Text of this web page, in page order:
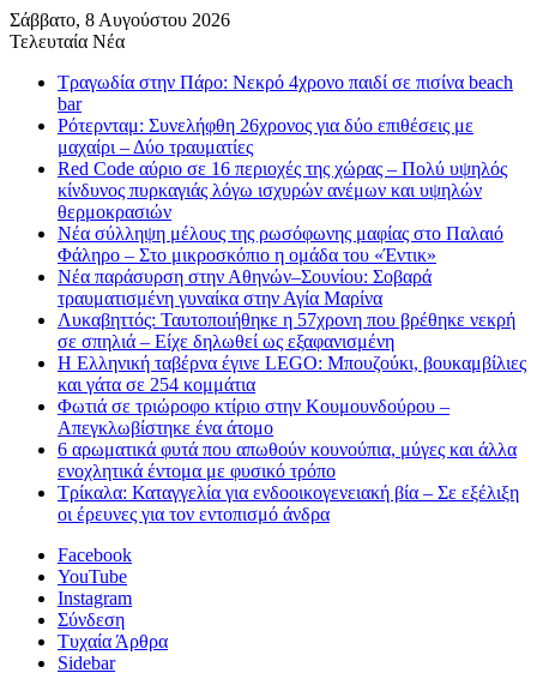
Σάββατο, 8 Αυγούστου 2026
Τελευταία Νέα
Τραγωδία στην Πάρο: Νεκρό 4χρονο παιδί σε πισίνα beach
bar
Ρότερνταμ: Συνελήφθη 26χρονος για δύο επιθέσεις με
μαχαίρι – Δύο τραυματίες
Red Code αύριο σε 16 περιοχές της χώρας – Πολύ υψηλός
κίνδυνος πυρκαγιάς λόγω ισχυρών ανέμων και υψηλών
θερμοκρασιών
Νέα σύλληψη μέλους της ρωσόφωνης μαφίας στο Παλαιό
Φάληρο – Στο μικροσκόπιο η ομάδα του «Έντικ»
Νέα παράσυρση στην Αθηνών–Σουνίου: Σοβαρά
τραυματισμένη γυναίκα στην Αγία Μαρίνα
Λυκαβηττός: Ταυτοποιήθηκε η 57χρονη που βρέθηκε νεκρή
σε σπηλιά – Είχε δηλωθεί ως εξαφανισμένη
H Ελληνική ταβέρνα έγινε LEGO: Μπουζούκι, βουκαμβίλιες
και γάτα σε 254 κομμάτια
Φωτιά σε τριώροφο κτίριο στην Κουμουνδούρου –
Απεγκλωβίστηκε ένα άτομο
6 αρωματικά φυτά που απωθούν κουνούπια, μύγες και άλλα
ενοχλητικά έντομα με φυσικό τρόπο
Τρίκαλα: Καταγγελία για ενδοοικογενειακή βία – Σε εξέλιξη
οι έρευνες για τον εντοπισμό άνδρα
Facebook
YouTube
Instagram
Σύνδεση
Τυχαία Άρθρα
Sidebar